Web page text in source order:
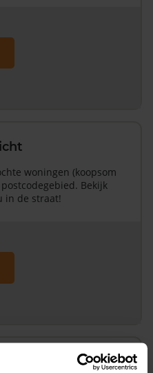
woningen (koopsom
Bekijk
in de straat!
(1 jaar gratis